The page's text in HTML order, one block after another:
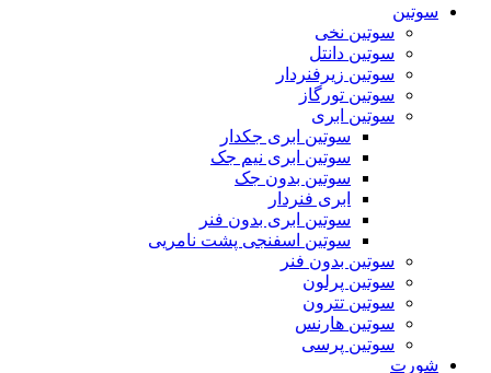
سوتین
سوتین نخی
سوتین دانتل
سوتین زیرفنردار
سوتین تورگاز
سوتین ابری
سوتین ابری جکدار
سوتین ابری نیم جک
سوتین بدون جک
ابری فنردار
سوتین ابری بدون فنر
سوتین اسفنجی پشت نامریی
سوتین بدون فنر
سوتین پرلون
سوتین تترون
سوتین هارنس
سوتین پرسی
شورت